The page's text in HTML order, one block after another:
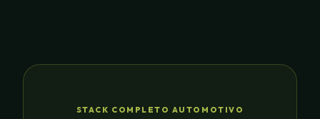
STACK COMPLETO AUTOMOTIVO